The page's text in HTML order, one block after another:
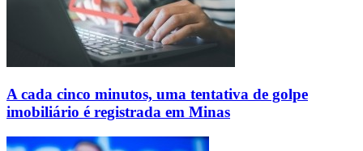
A cada cinco minutos, uma tentativa de golpe
imobiliário é registrada em Minas